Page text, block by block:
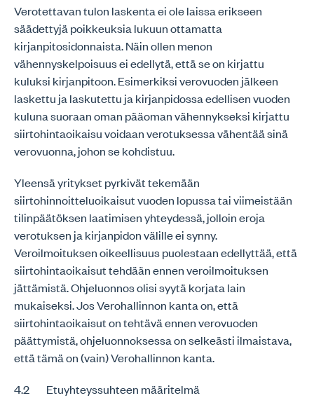
Verotettavan tulon laskenta ei ole laissa erikseen
säädettyjä poikkeuksia lukuun ottamatta
kirjanpitosidonnaista. Näin ollen menon
vähennyskelpoisuus ei edellytä, että se on kirjattu
kuluksi kirjanpitoon. Esimerkiksi verovuoden jälkeen
laskettu ja laskutettu ja kirjanpidossa edellisen vuoden
kuluna suoraan oman pääoman vähennykseksi kirjattu
siirtohintaoikaisu voidaan verotuksessa vähentää sinä
verovuonna, johon se kohdistuu.
Yleensä yritykset pyrkivät tekemään
siirtohinnoitteluoikaisut vuoden lopussa tai viimeistään
tilinpäätöksen laatimisen yhteydessä, jolloin eroja
verotuksen ja kirjanpidon välille ei synny.
Veroilmoituksen oikeellisuus puolestaan edellyttää, että
siirtohintaoikaisut tehdään ennen veroilmoituksen
jättämistä. Ohjeluonnos olisi syytä korjata lain
mukaiseksi. Jos Verohallinnon kanta on, että
siirtohintaoikaisut on tehtävä ennen verovuoden
päättymistä, ohjeluonnoksessa on selkeästi ilmaistava,
että tämä on (vain) Verohallinnon kanta.
4.2 Etuyhteyssuhteen määritelmä